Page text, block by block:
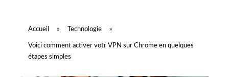
s
Accueil » Technologie »
Voici comment activer votr VPN sur Chrome en quelques
étapes simples